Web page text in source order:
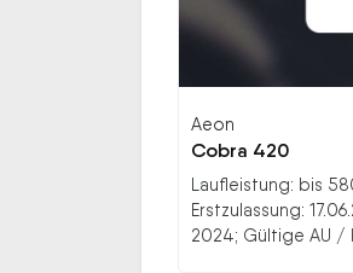
Aeon
Cobra 420
Laufleistung: bis
Erstzulassung:
2024; Gültige AU /